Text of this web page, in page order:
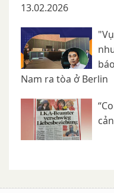
13.02.2026
Nam ra tòa ở Berlin